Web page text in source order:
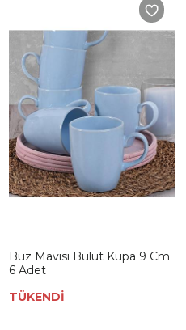
Buz Mavisi Bulut Kupa 9 Cm
6 Adet
TÜKENDİ